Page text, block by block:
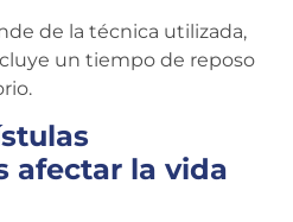
de la técnica utilizada,
un tiempo de reposo
afectar la vida